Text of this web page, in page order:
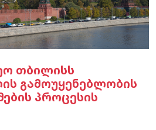
თბილისს
გამოუყენებლობის
პროცესის